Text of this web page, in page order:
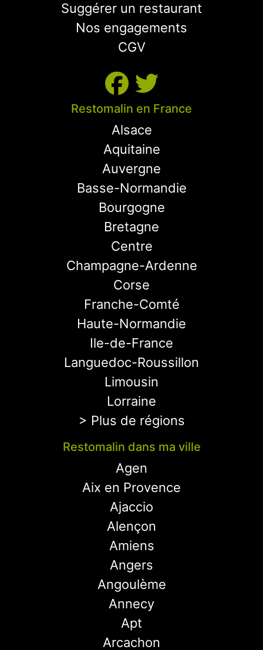
Suggérer un restaurant
Nos engagements
CGV
Restomalin en France
Alsace
Aquitaine
Auvergne
Basse-Normandie
Bourgogne
Bretagne
Centre
Champagne-Ardenne
Corse
Franche-Comté
Haute-Normandie
Ile-de-France
Languedoc-Roussillon
Limousin
Lorraine
> Plus de régions
Restomalin dans ma ville
Agen
Aix en Provence
Ajaccio
Alençon
Amiens
Angers
Angoulème
Annecy
Apt
Arcachon